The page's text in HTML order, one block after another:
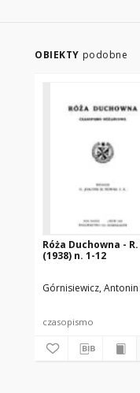
OBIEKTY podobne
Róża Duchowna - R.
(1938) n. 1-12
Górnisiewicz, Antonin
czasopismo